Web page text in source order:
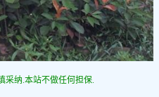
采纳.本站不做任何担保.